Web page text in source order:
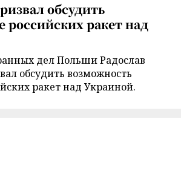
обсудить
российских ракет над
дел Польши Радослав
обсудить возможность
ракет над Украиной.